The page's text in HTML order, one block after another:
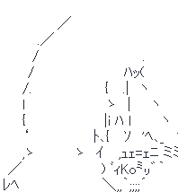
　　　　　　　　
　　　　　　　　　　
　　. 　　　　　 ヽ
　ﾊｯ( 　 　　　　　
{ 　.|　ヽ 　　　.　　
　|　　ヽ　　|　　 ､
|i ﾊ l　　　ヽ　 |　　 ﾄ
　ｿ　'ﾍ､_　ヽ j　　|
ｲ　 ,ｭｪ=ｪﾆ ミﾐ ヽ|
) ﾞｨKo㍉゛｀　　　',
＼,,｀;;;;´　　　　　